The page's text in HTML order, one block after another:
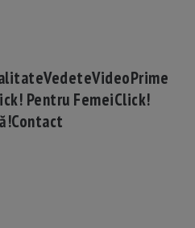
VedeteVideoPrime
Pentru FemeiClick!
Contact